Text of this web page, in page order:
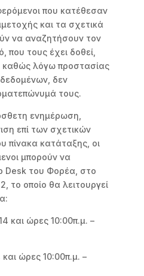
που κατέθεσαν
και τα σχετικά
να αναζητήσουν τον
που τους έχει δοθεί,
λόγω προστασίας
δεν
τους.
ενημέρωση,
επί των σχετικών
πίνακα κατάταξης, οι
μπορούν να
Desk του Φορέα, στο
το οποίο θα λειτουργεί
και ώρες 10:00π.μ. –
ώρες 10:00π.μ. –